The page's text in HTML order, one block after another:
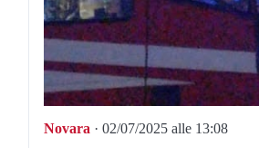
Novara · 02/07/2025 alle 13:08